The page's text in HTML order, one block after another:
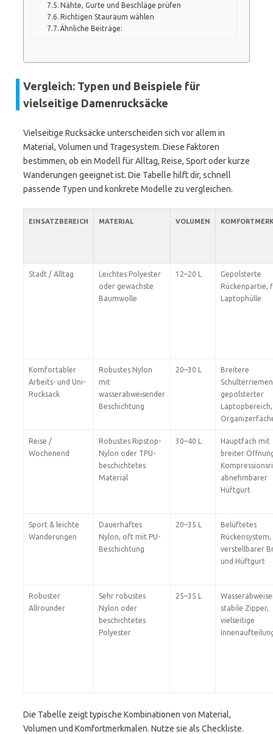
Nähte, Gurte und Beschläge prüfen
Richtigen Stauraum wählen
Ähnliche Beiträge:
Vergleich: Typen und Beispiele für
vielseitige Damenrucksäcke
Vielseitige Rucksäcke unterscheiden sich vor allem in
Material, Volumen und Tragesystem. Diese Faktoren
bestimmen, ob ein Modell für Alltag, Reise, Sport oder kurze
Wanderungen geeignet ist. Die Tabelle hilft dir, schnell
passende Typen und konkrete Modelle zu vergleichen.
EINSATZBEREICH MATERIAL VOLUMEN
Stadt / Alltag
Leichtes Polyester
oder gewachste
Baumwolle
12–20 L
Gepolsterte
Rückenpartie,
Laptophülle
Komfortabler
Arbeits- und Uni-
Rucksack
Robustes Nylon
mit
wasserabweisender
Beschichtung
20–30 L
Breitere
gepolsterter
Laptopbereich,
Reise /
Wochenend
Robustes Ripstop-
Nylon oder TPU-
beschichtetes
Material
30–40 L
Hauptfach mit
breiter
abnehmbarer
Hüftgurt
Sport & leichte
Wanderungen
Dauerhaftes
Nylon, oft mit PU-
Beschichtung
20–35 L
Belüftetes
Rückensystem,
verstellbarer
und Hüftgurt
Robuster
Allrounder
Sehr robustes
Nylon oder
beschichtetes
Polyester
25–35 L
stabile Zipper,
vielseitige
Die Tabelle zeigt typische Kombinationen von Material,
Volumen und Komfortmerkmalen. Nutze sie als Checkliste.